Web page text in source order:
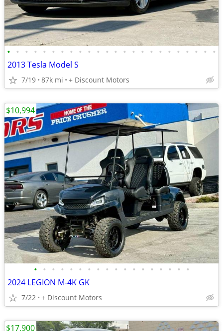
• • • • • • • • • • • • • • • • • • • • • • • •
2013 Tesla Model S
7/19 87k mi + Discount Motors
• • • • • • • • • • • • • • • • • •
2024 LEGION M-4K GK
7/22 + Discount Motors
$10,994
$17,900